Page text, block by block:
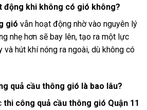
động khi không có gió không?
gió vẫn hoạt động nhờ vào nguyên lý
nhẹ hơn sẽ bay lên, tạo ra một lực
và hút khí nóng ra ngoài, dù không có
quả cầu thông gió là bao lâu?
thi công quả cầu thông gió Quận 11